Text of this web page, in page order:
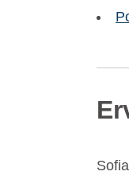
Sofia